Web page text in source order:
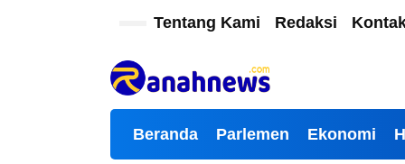
Tentang Kami Redaksi
Beranda Parlemen Ekonomi